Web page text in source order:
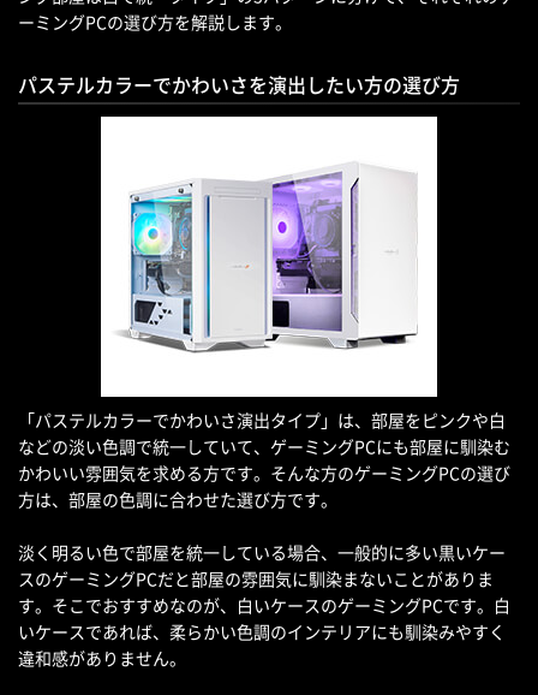
ーミングPCの選び方を解説します。
パステルカラーでかわいさを演出したい方の選び方
「パステルカラーでかわいさ演出タイプ」は、部屋をピンクや白
などの淡い色調で統一していて、ゲーミングPCにも部屋に馴染む
かわいい雰囲気を求める方です。そんな方のゲーミングPCの選び
方は、部屋の色調に合わせた選び方です。
淡く明るい色で部屋を統一している場合、一般的に多い黒いケー
スのゲーミングPCだと部屋の雰囲気に馴染まないことがありま
す。そこでおすすめなのが、白いケースのゲーミングPCです。白
いケースであれば、柔らかい色調のインテリアにも馴染みやすく
違和感がありません。